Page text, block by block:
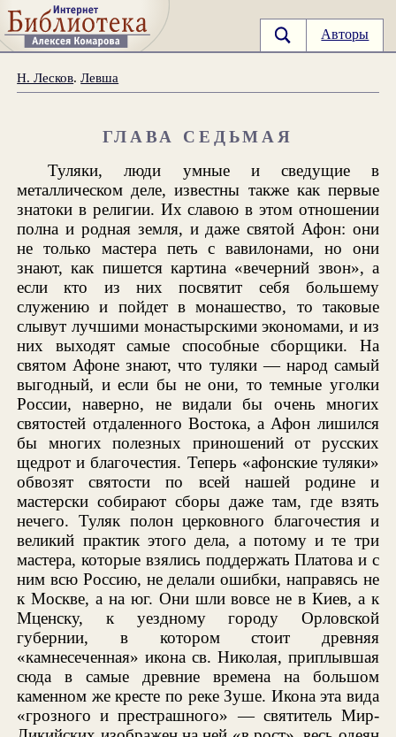
Авторы
Н. Лесков.Левша
ГЛАВА СЕДЬМАЯ
Туляки, люди умные и сведущие в
металлическом деле, известны также как первые
знатоки в религии. Их славою в этом отношении
полна и родная земля, и даже святой Афон: они
не только мастера петь с вавилонами, но они
знают, как пишется картина «вечерний звон», а
если кто из них посвятит себя большему
служению и пойдет в монашество, то таковые
слывут лучшими монастырскими экономами, и из
них выходят самые способные сборщики. На
святом Афоне знают, что туляки — народ самый
выгодный, и если бы не они, то темные уголки
России, наверно, не видали бы очень многих
святостей отдаленного Востока, а Афон лишился
бы многих полезных приношений от русских
щедрот и благочестия. Теперь «афонские туляки»
обвозят святости по всей нашей родине и
мастерски собирают сборы даже там, где взять
нечего. Туляк полон церковного благочестия и
великий практик этого дела, а потому и те три
мастера, которые взялись поддержать Платова и с
ним всю Россию, не делали ошибки, направясь не
к Москве, а на юг. Они шли вовсе не в Киев, а к
Мценску, к уездному городу Орловской
губернии, в котором стоит древняя
«камнесеченная» икона св. Николая, приплывшая
сюда в самые древние времена на большом
каменном же кресте по реке Зуше. Икона эта вида
«грозного и престрашного» — святитель Мир-